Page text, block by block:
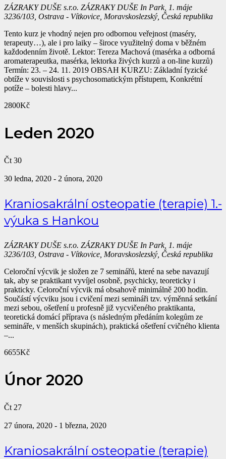
ZÁZRAKY DUŠE s.r.o. ZÁZRAKY DUŠE In Park, 1. máje
3236/103, Ostrava - Vítkovice, Moravskoslezský, Česká republika
Tento kurz je vhodný nejen pro odbornou veřejnost (maséry,
terapeuty…), ale i pro laiky – široce využitelný doma v běžném
každodenním životě. Lektor: Tereza Machová (masérka a odborná
aromaterapeutka, masérka, lektorka živých kurzů a on-line kurzů)
Termín: 23. – 24. 11. 2019 OBSAH KURZU: Základní fyzické
obtíže v souvislosti s psychosomatickým přístupem, Konkrétní
potíže – bolesti hlavy...
2800Kč
Leden 2020
Čt 30
30 ledna, 2020 - 2 února, 2020
Kraniosakrální osteopatie (terapie) 1.-
výuka s Hankou
ZÁZRAKY DUŠE s.r.o. ZÁZRAKY DUŠE In Park, 1. máje
3236/103, Ostrava - Vítkovice, Moravskoslezský, Česká republika
Celoroční výcvik je složen ze 7 seminářů, které na sebe navazují
tak, aby se praktikant vyvíjel osobně, psychicky, teoreticky i
prakticky. Celoroční výcvik má obsahově minimálně 200 hodin.
Součástí výcviku jsou i cvičení mezi semináři tzv. výměnná setkání
mezi sebou, ošetření u profesně již vycvičeného praktikanta,
teoretická domácí příprava (s následným předáním kolegům ze
semináře, v menších skupinách), praktická ošetření cvičného klienta
–...
6655Kč
Únor 2020
Čt 27
27 února, 2020 - 1 března, 2020
Kraniosakrální osteopatie (terapie)